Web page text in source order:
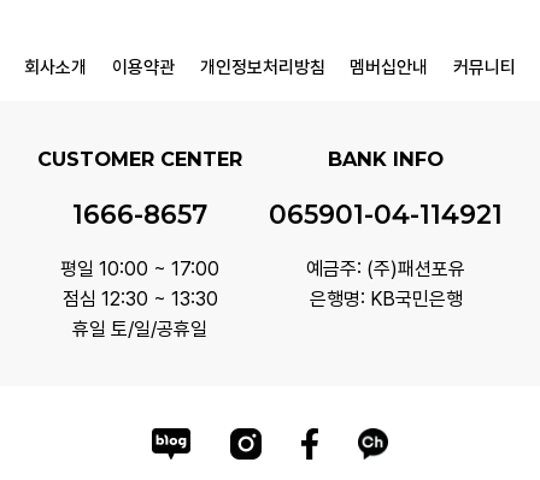
회사소개 이용약관 개인정보처리방침 멤버십안내 커뮤니티
CUSTOMER CENTER
1666-8657
평일 10:00 ~ 17:00
점심 12:30 ~ 13:30
휴일 토/일/공휴일
BANK INFO
065901-04-114921
예금주: (주)패션포유
은행명: KB국민은행